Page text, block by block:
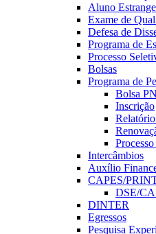
Aluno
Exame de
Defesa de
Programa de
Processo
Bolsas
Programa de
Bolsa
Inscrição
Intercâmbios
Auxílio
CAPES/
DSE/
DINTER
Egressos
Pesquisa